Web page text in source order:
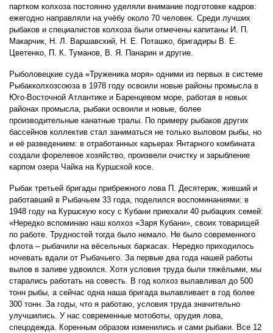
партком колхоза постоянно уделяли внимание подготовке кадров:
ежегодно направляли на учёбу около 70 человек. Среди лучших
рыбаков и специалистов колхоза были отмечены капитаны И. П.
Макарчик, Н. Л. Варшавский, Н. Е. Поташко, бригадиры В. Е.
Цветенко, П. К. Туманов, В. Я. Панарин и другие.
Рыболовецкие суда «Труженика моря» одними из первых в системе
Рыбакколхозсоюза в 1978 году освоили новые районы промысла в
Юго-Восточной Атлантике и Баренцевом море, работая в новых
районах промысла, рыбаки освоили и новые, более
производительные канатные тралы. По примеру рыбаков других
бассейнов коллектив стал заниматься не только выловом рыбы, но
и её разведением: в отработанных карьерах Янтарного комбината
создали форелевое хозяйство, произвели очистку и зарыбление
карпом озера Чайка на Куршской косе.
Рыбак третьей бригады прибрежного лова П. Десятерик, живший и
работавший в Рыбачьем 33 года, поделился воспоминаниями: в
1948 году на Куршскую косу с Кубани приехали 40 рыбацких семей:
«Нередко вспоминаю наш колхоз «Заря Кубани», своих товарищей
по работе. Трудностей тогда было немало. Не было современного
флота – рыбачили на вёсельных баркасах. Нередко приходилось
ночевать вдали от Рыбачьего. За первые два года нашей работы
вылов в заливе удвоился. Хотя условия труда были тяжёлыми, мы
старались работать на совесть. В год колхоз вылавливал до 500
тонн рыбы, а сейчас одна наша бригада вылавливает в год более
300 тонн. За годы, что я работаю, условия труда значительно
улучшились. У нас современные мотоботы, орудия лова,
спецодежда. Коренным образом изменились и сами рыбаки. Все 12